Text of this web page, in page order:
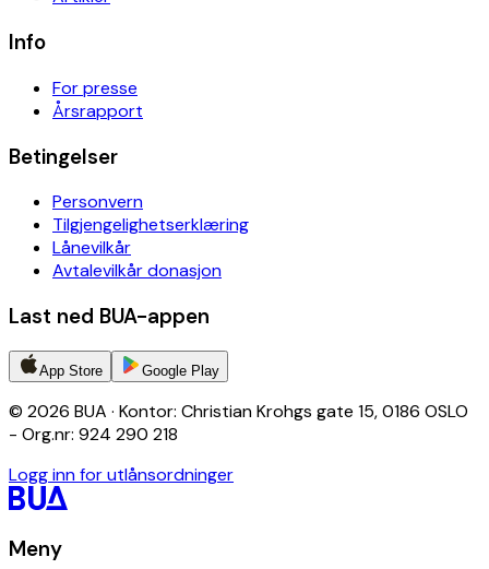
Info
For presse
Årsrapport
Betingelser
Personvern
Tilgjengelighetserklæring
Lånevilkår
Avtalevilkår donasjon
Last ned BUA-appen
App Store Google Play
© 2026 BUA · Kontor: Christian Krohgs gate 15, 0186 OSLO
- Org.nr: 924 290 218
Logg inn for utlånsordninger
Meny